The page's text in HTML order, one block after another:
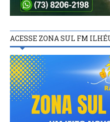
ACESSE ZONA SUL FM